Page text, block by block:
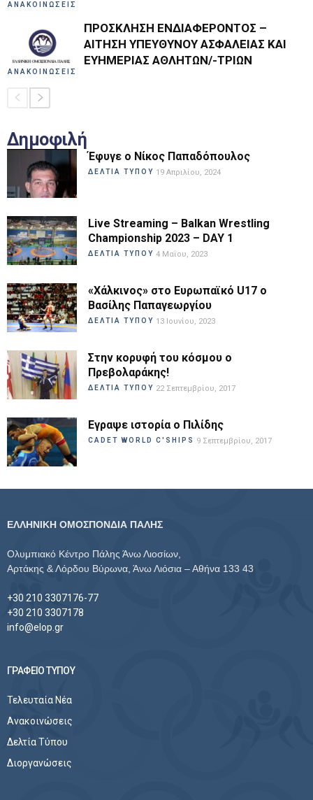
ΑΝΑΚΟΙΝΩΣΕΙΣ
ΑΝΑΚΟΙΝΩΣΕΙΣ
ΠΡΟΣΚΛΗΣΗ ΕΝΔΙΑΦΕΡΟΝΤΟΣ –
ΑΙΤΗΣΗ ΥΠΕΥΘΥΝΟΥ ΑΣΦΑΛΕΙΑΣ ΚΑΙ
ΕΥΗΜΕΡΙΑΣ ΑΘΛΗΤΩΝ/-ΤΡΙΩΝ
Δημοφιλή
Έφυγε ο Νίκος Παπαδόπουλος
ΔΕΛΤΙΑ ΤΥΠΟΥ 19 Απριλίου, 2024
Live Streaming – Balkan Wrestling
Championship 2023 – DAY 1
ΔΕΛΤΙΑ ΤΥΠΟΥ 4 Μαΐου, 2023
«Χάλκινος» στο Ευρωπαϊκό U17 ο
Βασίλης Παπαγεωργίου
ΔΕΛΤΙΑ ΤΥΠΟΥ 13 Ιουνίου, 2023
Στην κορυφή του κόσμου ο
Πρεβολαράκης!
ΔΕΛΤΙΑ ΤΥΠΟΥ 22 Σεπτεμβρίου, 2017
Εγραψε ιστορία ο Πιλίδης
CADET WORLD C'SHIPS 9 Σεπτεμβρίου, 2017
ΕΛΛΗΝΙΚΗ ΟΜΟΣΠΟΝΔΙΑ ΠΑΛΗΣ
Ολυμπιακό Κέντρο Πάλης Άνω Λιοσίων,
Αρτάκης & Λόρδου Βύρωνα, Άνω Λιόσια – Αθήνα 133 43
+30 210 3307176-77
+30 210 3307178
info@elop.gr
ΓΡΑΦΕΙΟ ΤΥΠΟΥ
Τελευταία Νέα
Ανακοινώσεις
Δελτία Τύπου
Διοργανώσεις